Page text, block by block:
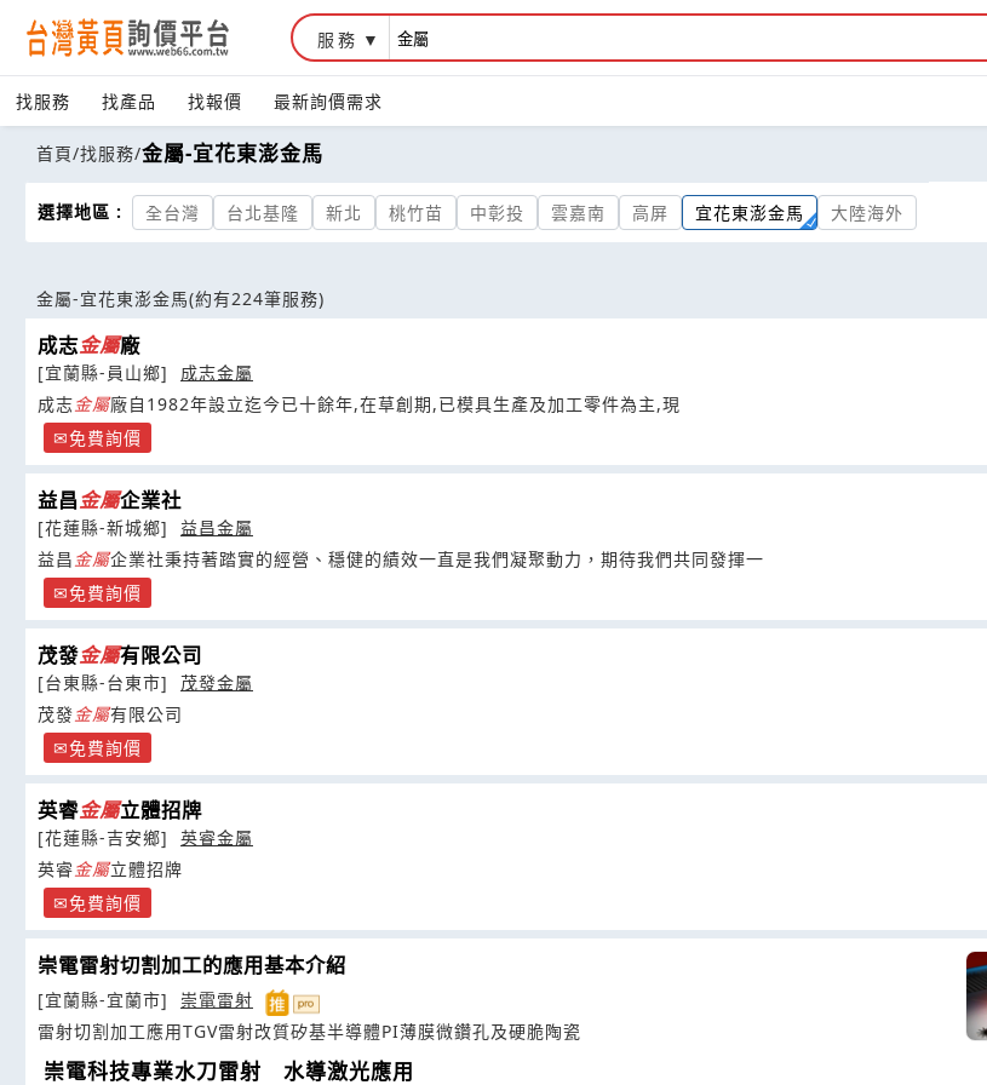
服務
找服務 找產品 找報價 最新詢價需求
首頁/找服務/金屬-宜花東澎金馬
選擇地區 : 全台灣 台北基隆 新北 桃竹苗 中彰投 雲嘉南 高屏 宜花東澎金馬 大陸海外
金屬-宜花東澎金馬(約有224筆服務)
成志金屬廠
[宜蘭縣-員山鄉]
成志金屬
成志金屬廠自1982年設立迄今已十餘年,在草創期,已模具生產及加工零件為主,現
免費詢價
益昌金屬企業社
[花蓮縣-新城鄉]
益昌金屬
益昌金屬企業社秉持著踏實的經營、穩健的績效一直是我們凝聚動力，期待我們共同發揮一
免費詢價
茂發金屬有限公司
[台東縣-台東市]
茂發金屬
茂發金屬有限公司
免費詢價
英睿金屬立體招牌
[花蓮縣-吉安鄉]
英睿金屬
英睿金屬立體招牌
免費詢價
崇電雷射切割加工的應用基本介紹
[宜蘭縣-宜蘭市]
崇電雷射
雷射切割加工應用TGV雷射改質矽基半導體PI薄膜微鑽孔及硬脆陶瓷
崇電科技專業水刀雷射 水導激光應用